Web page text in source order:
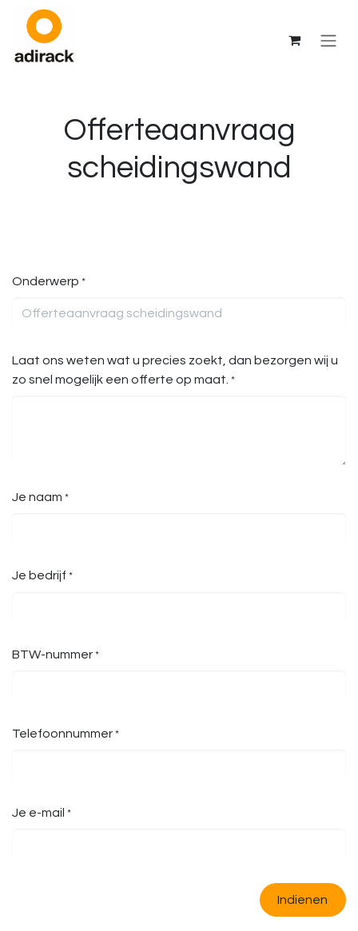
Overslaan naar inhoud
Offerteaanvraag
scheidingswand
Onderwerp *
Laat ons weten wat u precies zoekt, dan bezorgen wij u
zo snel mogelijk een offerte op maat. *
Je naam *
Je bedrijf *
BTW-nummer *
Telefoonnummer *
Je e-mail *
Indienen